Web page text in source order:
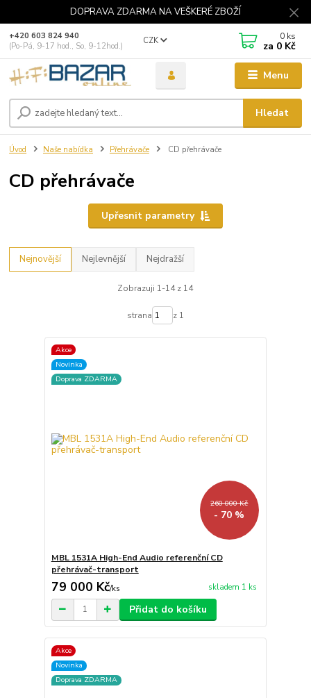
DOPRAVA ZDARMA NA VEŠKERÉ ZBOŽÍ
Menu
CZK
Hledat
+420 603 824 940
(Po-Pá, 9-17 hod., So, 9-12hod.)
0 ks
za 0 Kč
Úvod Naše nabídka Přehrávače CD přehrávače
CD přehrávače
Upřesnit parametry
Nejnovější Nejlevnější Nejdražší
Zobrazuji 1-14 z 14
strana z 1
Akce
Novinka
Doprava ZDARMA
260 000 Kč
- 70 %
MBL 1531A High-End Audio referenční CD
přehrávač-transport
79 000 Kč/ks skladem 1 ks
Přidat do košíku
Akce
Novinka
Doprava ZDARMA